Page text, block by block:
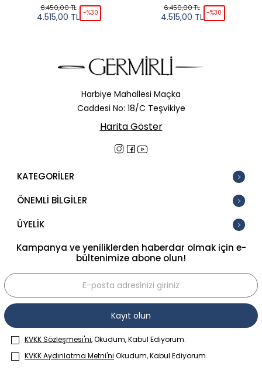
6.450,00TL
4.515,00 TL -%30
6.450,00TL
4.515,00 TL -%30
Harbiye Mahallesi Maçka
Caddesi No: 18/C Teşvikiye
Harita Göster
KATEGORİLER
ÖNEMLİ BİLGİLER
ÜYELİK
Kampanya ve yeniliklerden haberdar olmak için e-
bültenimize abone olun!
Kayıt olun
KVKK Sözleşmesi'ni, Okudum, Kabul Ediyorum.
KVKK Aydınlatma Metni'ni Okudum, Kabul Ediyorum.